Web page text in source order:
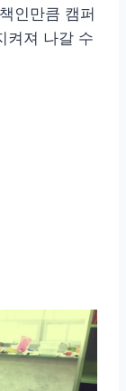
인만큼 캠퍼
켜져 나갈 수